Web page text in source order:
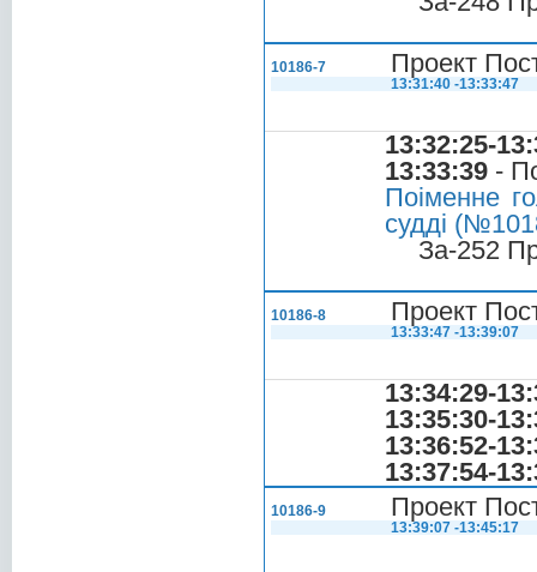
10186-7 Проект
13:31:40 -13:33:47
13:32:25-
13:33:39 -
Поіменне
судді
За-252
10186-8 Проект
13:33:47 -13:39:07
13:34:29-
13:35:30-
13:36:52-
13:37:54-
10186-9 Проект
13:39:07 -13:45:17